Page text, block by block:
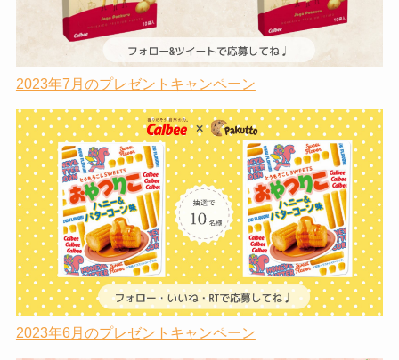
2023年7月のプレゼントキャンペーン
2023年6月のプレゼントキャンペーン